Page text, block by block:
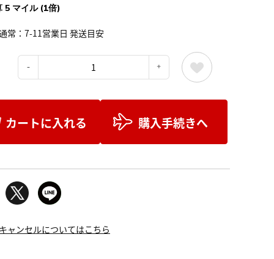
5 マイル (1倍)
常：7-11営業日 発送目安
カートに入れる 購入手続きへ
ャンセルについてはこちら